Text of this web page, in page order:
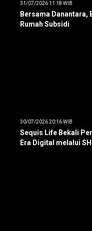
31/07/2026 11:18 WIB
Bersama Danantara,
Rumah Subsidi
30/07/2026 20:16 WIB
Sequis Life Bekali
Era Digital melalui